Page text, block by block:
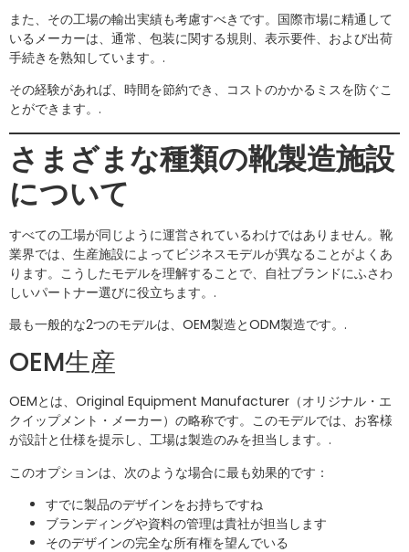
また、その工場の輸出実績も考慮すべきです。国際市場に精通して
いるメーカーは、通常、包装に関する規則、表示要件、および出荷
手続きを熟知しています。.
その経験があれば、時間を節約でき、コストのかかるミスを防ぐこ
とができます。.
さまざまな種類の靴製造施設
について
すべての工場が同じように運営されているわけではありません。靴
業界では、生産施設によってビジネスモデルが異なることがよくあ
ります。こうしたモデルを理解することで、自社ブランドにふさわ
しいパートナー選びに役立ちます。.
最も一般的な2つのモデルは、OEM製造とODM製造です。.
OEM生産
OEMとは、Original Equipment Manufacturer（オリジナル・エ
クイップメント・メーカー）の略称です。このモデルでは、お客様
が設計と仕様を提示し、工場は製造のみを担当します。.
このオプションは、次のような場合に最も効果的です：
すでに製品のデザインをお持ちですね
ブランディングや資料の管理は貴社が担当します
そのデザインの完全な所有権を望んでいる